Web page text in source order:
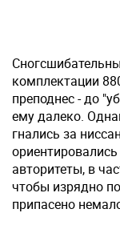
комплектации
преподнес - до
ему далеко.
гнались за
авторитеты, в
чтобы изрядно
припасено